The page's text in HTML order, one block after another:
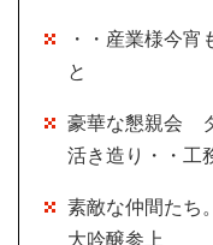
・・産業様今
と
豪華な懇親会
活き造り・・工
素敵な仲間た
大吟醸参上